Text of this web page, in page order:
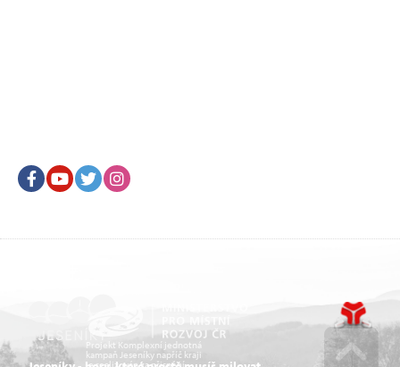
FacebookYoutubeTwitter
Projekt Komplexní jednotná
kampaň Jeseníky napříč kraji
je realizován za přispění